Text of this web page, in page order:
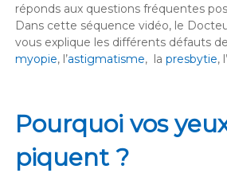
réponds aux questions fréquentes
Dans cette séquence vidéo, le
vous explique les différents défauts
myopie, l’astigmatisme, la presbytie, l’
Pourquoi vos
piquent ?